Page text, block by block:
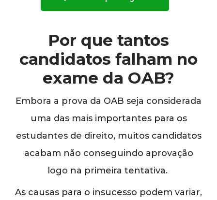
Por que tantos
candidatos falham no
exame da OAB?
Embora a prova da OAB seja considerada
uma das mais importantes para os
estudantes de direito, muitos candidatos
acabam não conseguindo aprovação
logo na primeira tentativa.
As causas para o insucesso podem variar,